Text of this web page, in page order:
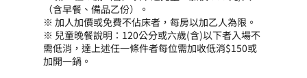
（含早餐、備品乙份）。
※ 加人加價或免費不佔床者，每房以加乙人為限。
※ 兒童晚餐說明：120公分或六歲(含)以下者入場不
需低消，達上述任一條件者每位需加收低消$150或
加開一鍋。